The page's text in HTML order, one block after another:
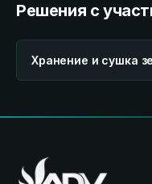
Решения с
Хранение и сушка